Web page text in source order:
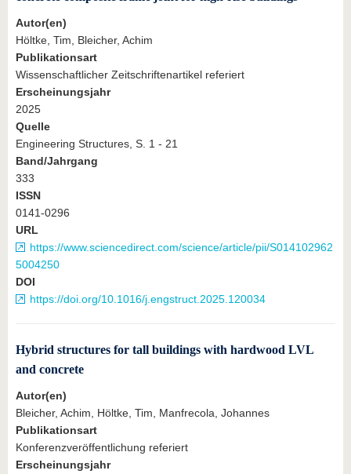
Autor(en)
Höltke, Tim, Bleicher, Achim
Publikationsart
Wissenschaftlicher Zeitschriftenartikel referiert
Erscheinungsjahr
2025
Quelle
Engineering Structures, S. 1 - 21
Band/Jahrgang
333
ISSN
0141-0296
URL
https://www.sciencedirect.com/science/article/pii/S014102962
5004250
DOI
https://doi.org/10.1016/j.engstruct.2025.120034
Hybrid structures for tall buildings with hardwood LVL
and concrete
Autor(en)
Bleicher, Achim, Höltke, Tim, Manfrecola, Johannes
Publikationsart
Konferenzveröffentlichung referiert
Erscheinungsjahr